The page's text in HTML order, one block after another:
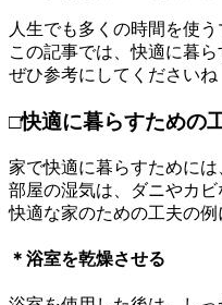
人生でも多くの時間を使
この記事では、快適に暮
ぜひ参考にしてくださいね
□快適に暮らすための
家で快適に暮らすためには
部屋の湿気は、ダニやカ
快適な家のための工夫の例
＊浴室を乾燥させる